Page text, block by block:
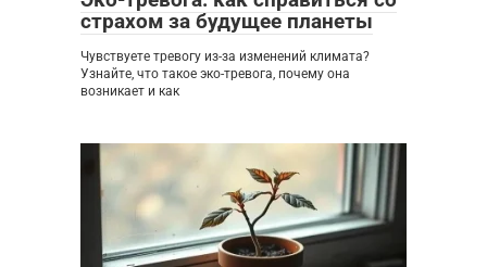
страхом за будущее планеты
Чувствуете тревогу из-за изменений климата?
Узнайте, что такое эко-тревога, почему она
возникает и как